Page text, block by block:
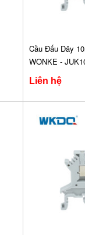
Cầu Đấu Dây
WONKE -
Liên hệ